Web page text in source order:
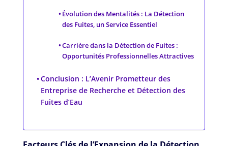
Évolution des Mentalités : La Détection
des Fuites, un Service Essentiel
Carrière dans la Détection de Fuites :
Opportunités Professionnelles Attractives
Conclusion : L’Avenir Prometteur des
Entreprise de Recherche et Détection des
Fuites d’Eau